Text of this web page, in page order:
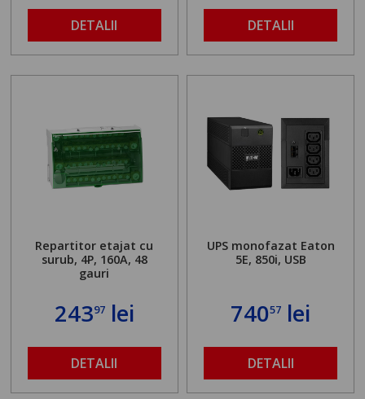
DETALII DETALII
Repartitor etajat cu
surub, 4P, 160A, 48
gauri
24397lei
DETALII
UPS monofazat Eaton
5E, 850i, USB
74057 lei
DETALII